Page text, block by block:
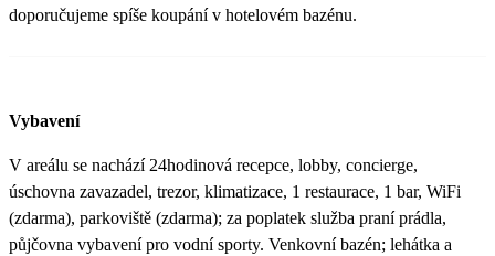
doporučujeme spíše koupání v hotelovém bazénu.
Vybavení
V areálu se nachází 24hodinová recepce, lobby, concierge,
úschovna zavazadel, trezor, klimatizace, 1 restaurace, 1 bar, WiFi
(zdarma), parkoviště (zdarma); za poplatek služba praní prádla,
půjčovna vybavení pro vodní sporty. Venkovní bazén; lehátka a